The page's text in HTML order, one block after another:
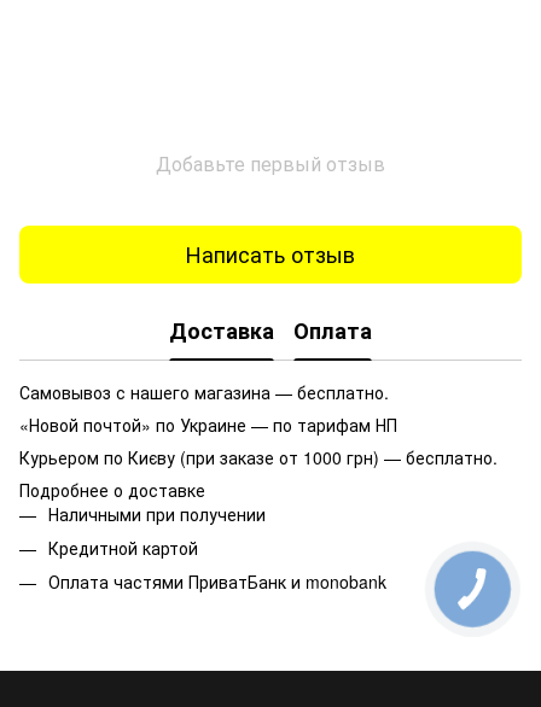
Добавьте первый отзыв
Написать отзыв
Доставка Оплата
Самовывоз с нашего магазина — бесплатно.
«Новой почтой» по Украине — по тарифам НП
Курьером по Києву (при заказе от 1000 грн) — бесплатно.
Подробнее о доставке
Наличными при получении
Кредитной картой
Оплата частями ПриватБанк и monobank